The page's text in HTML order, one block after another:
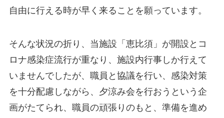
自由に行える時が早く来ることを願っています。
そんな状況の折り、当施設「恵比須」が開設とコ
ロナ感染症流行が重なり、施設内行事しか行えて
いませんでしたが、職員と協議を行い、感染対策
を十分配慮しながら、夕涼み会を行おうという企
画がたてられ、職員の頑張りのもと、準備を進め